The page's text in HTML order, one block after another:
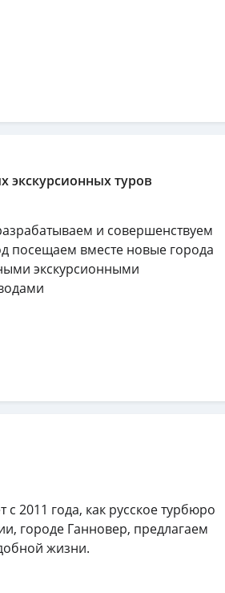
экскурсионных туров
и совершенствуем
посещаем вместе новые города
экскурсионными
с 2011 года, как русское турбюро
городе Ганновер, предлагаем
жизни.